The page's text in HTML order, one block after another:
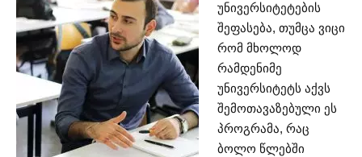
უნივერსიტეტების
შეფასება, თუმცა ვიცი
რომ მხოლოდ
რამდენიმე
უნივერსიტეტს აქვს
შემოთავაზებული ეს
პროგრამა, რაც
ბოლო წლებში